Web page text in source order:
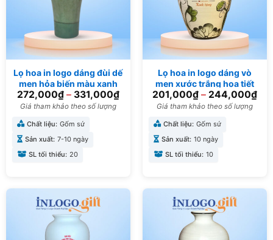
Lọ hoa in logo dáng đùi dế
men hỏa biến màu xanh
rêu 32cm LH-09
272,000₫– 331,000₫
Giá tham khảo theo số lượng
Chất liệu: Gốm sứ
Sản xuất: 7-10 ngày
SL tối thiểu: 20
Lọ hoa in logo dáng vò
men xước trắng họa tiết
cây sen 24cm LH-13
201,000₫ – 244,000₫
Giá tham khảo theo số lượng
Chất liệu: Gốm sứ
Sản xuất: 10 ngày
SL tối thiểu: 10